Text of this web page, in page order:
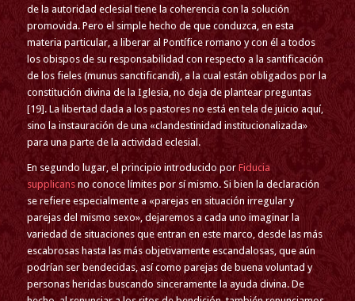
de la autoridad eclesial tiene la coherencia con la solución
promovida. Pero el simple hecho de que conduzca, en esta
materia particular, a liberar al Pontífice romano y con él a todos
los obispos de su responsabilidad con respecto a la santificación
de los fieles (munus sanctificandi), a la cual están obligados por la
constitución divina de la Iglesia, no deja de plantear preguntas
[19]. La libertad dada a los pastores no está en tela de juicio aquí,
sino la instauración de una «clandestinidad institucionalizada»
para una parte de la actividad eclesial.
En segundo lugar, el principio introducido por Fiducia
supplicansno conoce límites por sí mismo. Si bien la declaración
se refiere especialmente a «parejas en situación irregular y
parejas del mismo sexo», dejaremos a cada uno imaginar la
variedad de situaciones que entran en este marco, desde las más
escabrosas hasta las más objetivamente escandalosas, que aún
podrían ser bendecidas, así como parejas de buena voluntad y
personas heridas buscando sinceramente la ayuda divina. De